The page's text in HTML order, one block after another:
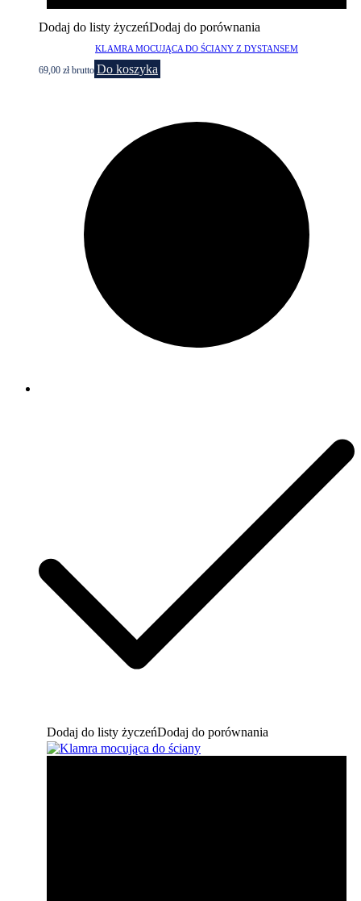
Dodaj do listy życzeńDodaj do porównania
KLAMRA MOCUJĄCA DO ŚCIANY Z DYSTANSEM
69,00 złbrutto Do koszyka
Dodaj do listy życzeńDodaj do porównania